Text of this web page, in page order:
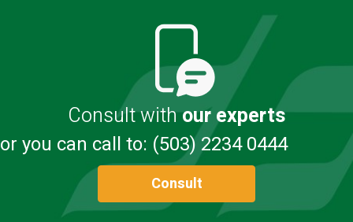
Consult withour experts
or you can call to: (503) 2234 0444
Consult